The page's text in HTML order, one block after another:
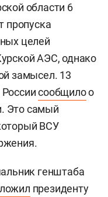
области 6
пропуска
целей
АЭС, однако
замысел. 13
Россиисообщилоо
Это самый
ВСУ
генштаба
президенту